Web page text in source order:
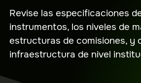
Revise las especificaciones
instrumentos, los niveles de
estructuras de comisiones, y
infraestructura de nivel